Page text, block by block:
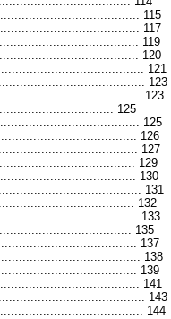
115
117
119
120
121
123
123
125
125
126
127
129
130
131
132
133
135
137
138
139
141
143
144